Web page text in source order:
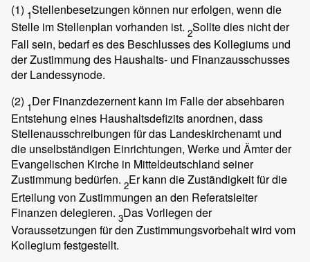
(1) 1Stellenbesetzungen können nur erfolgen, wenn die
Stelle im Stellenplan vorhanden ist. 2Sollte dies nicht der
Fall sein, bedarf es des Beschlusses des Kollegiums und
der Zustimmung des Haushalts- und Finanzausschusses
der Landessynode.
(2) 1Der Finanzdezernent kann im Falle der absehbaren
Entstehung eines Haushaltsdefizits anordnen, dass
Stellenausschreibungen für das Landeskirchenamt und
die unselbständigen Einrichtungen, Werke und Ämter der
Evangelischen Kirche in Mitteldeutschland seiner
Zustimmung bedürfen. 2Er kann die Zuständigkeit für die
Erteilung von Zustimmungen an den Referatsleiter
Finanzen delegieren. 3Das Vorliegen der
Voraussetzungen für den Zustimmungsvorbehalt wird vom
Kollegium festgestellt.